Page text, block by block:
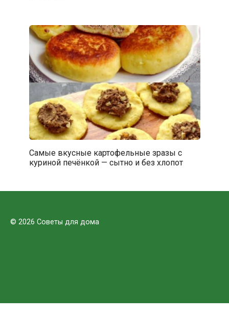
Самые вкусные картофельные зразы с
куриной печёнкой — сытно и без хлопот
© 2026 Советы для дома